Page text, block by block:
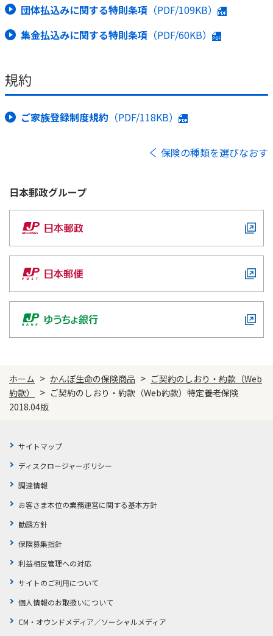
団体払込みに関する特則条項 （PDF/109KB）
集金払込みに関する特則条項 （PDF/60KB）
規約
ご家族登録制度規約 （PDF/118KB）
保険の種類を選びなおす
日本郵政グループ
ホーム > かんぽ生命の保険商品 > ご契約のしおり・約款（Web
約款）
> ご契約のしおり・約款（Web約款）特定養老保険
2018.04版
サイトマップ
ディスクロージャーポリシー
調達情報
お客さま本位の業務運営に関する基本方針
勧誘方針
保険募集指針
利益相反管理への対応
サイトのご利用について
個人情報のお取扱いについて
CM・オウンドメディア／ソーシャルメディア